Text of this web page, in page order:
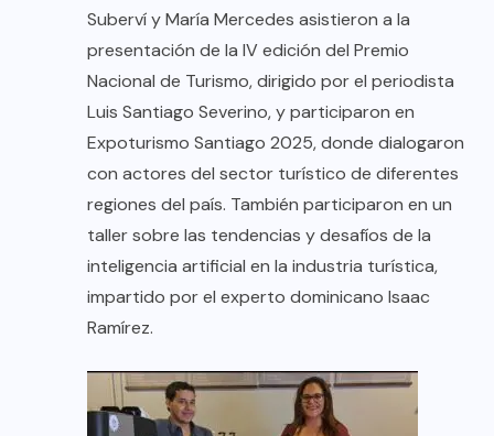
Suberví y María Mercedes asistieron a la
presentación de la IV edición del Premio
Nacional de Turismo, dirigido por el periodista
Luis Santiago Severino, y participaron en
Expoturismo Santiago 2025, donde dialogaron
con actores del sector turístico de diferentes
regiones del país. También participaron en un
taller sobre las tendencias y desafíos de la
inteligencia artificial en la industria turística,
impartido por el experto dominicano Isaac
Ramírez.